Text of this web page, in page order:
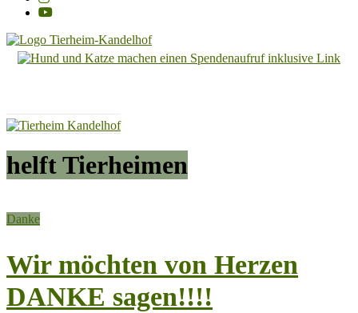
Tierheim
Hoffnung
für
Tiere
helft Tierheimen
Danke
Wir möchten von Herzen
DANKE sagen!!!!